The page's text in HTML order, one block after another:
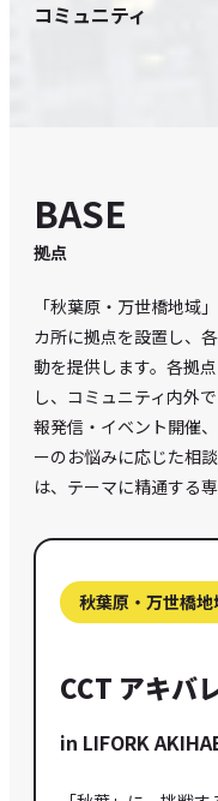
コミュニティ
BASE
拠点
「秋葉原・万世橋地域
カ所に拠点を設置し、
動を提供します。各拠
し、コミュニティ内外
報発信・イベント開催
ーのお悩みに応じた相
は、テーマに精通する
秋葉原・万世橋地
CCT アキバ
in LIFORK